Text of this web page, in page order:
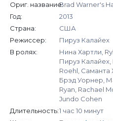
Ориг. название:Brad Warner's
Год:
2013
Страна:
США
Режиссер:
Пируз Калайех
В ролях:
Нина Хартли,
Пируз
Roehl, Саманта
Брэд Уорнер,
Ryan, Rachael
Jundo Cohen
Длительность:1 час 10 минут